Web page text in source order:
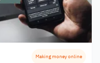
Making money online